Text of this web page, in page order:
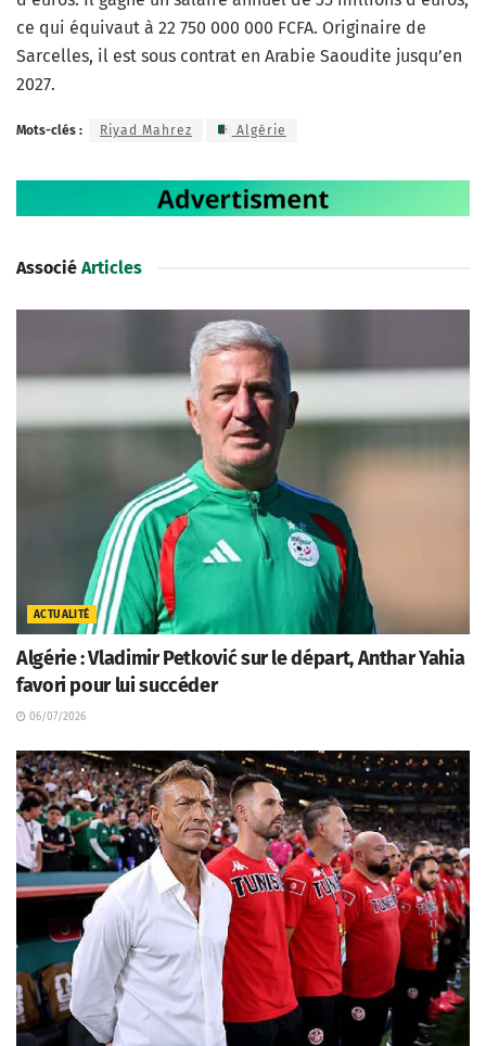
ce qui équivaut à 22 750 000 000 FCFA. Originaire de
Sarcelles, il est sous contrat en Arabie Saoudite jusqu’en
2027.
Mots-clés : Riyad Mahrez Algérie
Associé Articles
ACTUALITÉ
Algérie : Vladimir Petković sur le départ, Anthar Yahia
favori pour lui succéder
06/07/2026